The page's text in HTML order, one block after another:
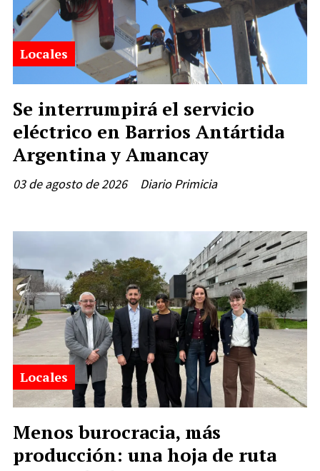
Se interrumpirá el servicio
eléctrico en Barrios Antártida
Argentina y Amancay
Diario Primicia
Locales
03 de agosto de 2026
Menos burocracia, más
producción: una hoja de ruta
Locales